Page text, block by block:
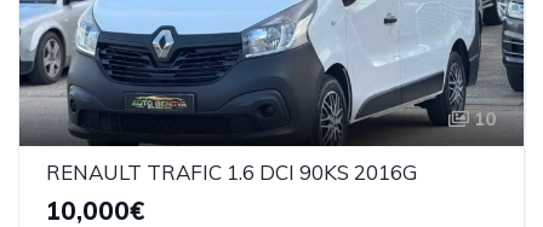
10
RENAULT TRAFIC 1.6 DCI 90KS 2016G
10,000€